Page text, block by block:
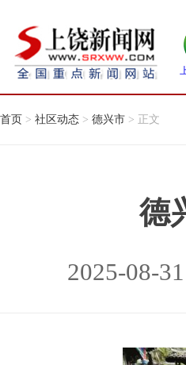
首页 > 社区动态 > 德兴市 > 正文
德
2025-08-